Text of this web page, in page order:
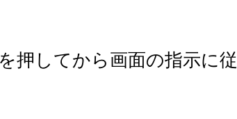
押してから画面の指示に従